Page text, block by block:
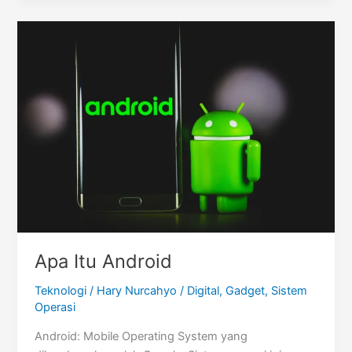
Apa Itu Android
Teknologi / Hary Nurcahyo / Digital,Gadget, Sistem
Operasi
Android: Mobile Operating System yang